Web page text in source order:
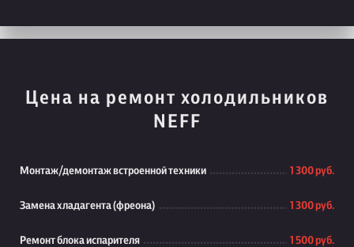
Цена на ремонт холодильников
NEFF
Монтаж/демонтаж встроенной техники 1 300 руб.
Замена хладагента (фреона) 1 300 руб.
Ремонт блока испарителя 1 500 руб.